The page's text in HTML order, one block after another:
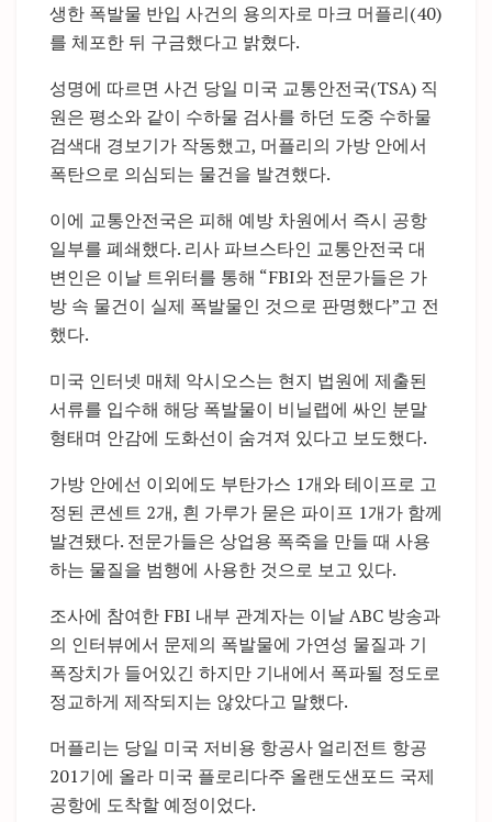
생한 폭발물 반입 사건의 용의자로 마크 머플리(40)
를 체포한 뒤 구금했다고 밝혔다.
성명에 따르면 사건 당일 미국 교통안전국(TSA) 직
원은 평소와 같이 수하물 검사를 하던 도중 수하물
검색대 경보기가 작동했고, 머플리의 가방 안에서
폭탄으로 의심되는 물건을 발견했다.
이에 교통안전국은 피해 예방 차원에서 즉시 공항
일부를 폐쇄했다. 리사 파브스타인 교통안전국 대
변인은 이날 트위터를 통해 “FBI와 전문가들은 가
방 속 물건이 실제 폭발물인 것으로 판명했다”고 전
했다.
미국 인터넷 매체 악시오스는 현지 법원에 제출된
서류를 입수해 해당 폭발물이 비닐랩에 싸인 분말
형태며 안감에 도화선이 숨겨져 있다고 보도했다.
가방 안에선 이외에도 부탄가스 1개와 테이프로 고
정된 콘센트 2개, 흰 가루가 묻은 파이프 1개가 함께
발견됐다. 전문가들은 상업용 폭죽을 만들 때 사용
하는 물질을 범행에 사용한 것으로 보고 있다.
조사에 참여한 FBI 내부 관계자는 이날 ABC 방송과
의 인터뷰에서 문제의 폭발물에 가연성 물질과 기
폭장치가 들어있긴 하지만 기내에서 폭파될 정도로
정교하게 제작되지는 않았다고 말했다.
머플리는 당일 미국 저비용 항공사 얼리전트 항공
201기에 올라 미국 플로리다주 올랜도샌포드 국제
공항에 도착할 예정이었다.